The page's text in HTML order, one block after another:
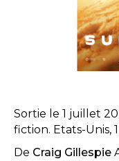
Sortie le 1 juillet
fiction. Etats-Unis,
De Craig Gillespie